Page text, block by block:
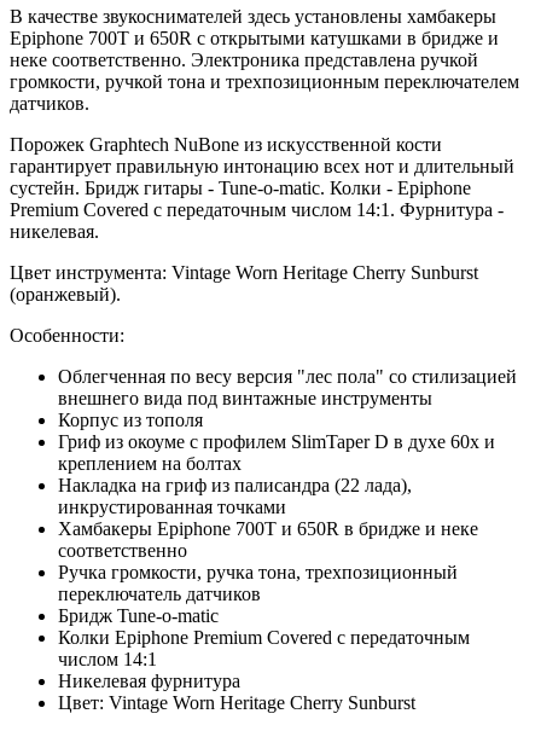
В качестве звукоснимателей здесь установлены хамбакеры
Epiphone 700T и 650R с открытыми катушками в бридже и
неке соответственно. Электроника представлена ручкой
громкости, ручкой тона и трехпозиционным переключателем
датчиков.
Порожек Graphtech NuBone из искусственной кости
гарантирует правильную интонацию всех нот и длительный
сустейн. Бридж гитары - Tune-o-matic. Колки - Epiphone
Premium Covered с передаточным числом 14:1. Фурнитура -
никелевая.
Цвет инструмента: Vintage Worn Heritage Cherry Sunburst
(оранжевый).
Особенности:
Облегченная по весу версия "лес пола" со стилизацией
внешнего вида под винтажные инструменты
Корпус из тополя
Гриф из окоуме с профилем SlimTaper D в духе 60х и
креплением на болтах
Накладка на гриф из палисандра (22 лада),
инкрустированная точками
Хамбакеры Epiphone 700T и 650R в бридже и неке
соответственно
Ручка громкости, ручка тона, трехпозиционный
переключатель датчиков
Бридж Tune-o-matic
Колки Epiphone Premium Covered с передаточным
числом 14:1
Никелевая фурнитура
Цвет: Vintage Worn Heritage Cherry Sunburst